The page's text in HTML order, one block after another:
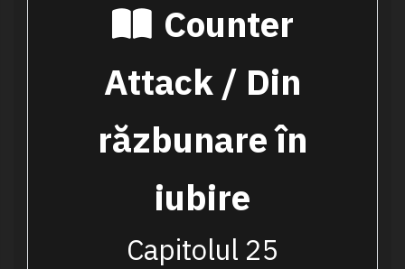
Counter
Attack / Din
răzbunare în
iubire
Capitolul 25